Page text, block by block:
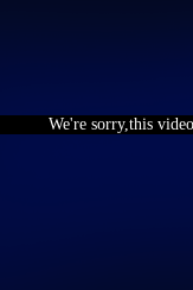
We're sorry,this